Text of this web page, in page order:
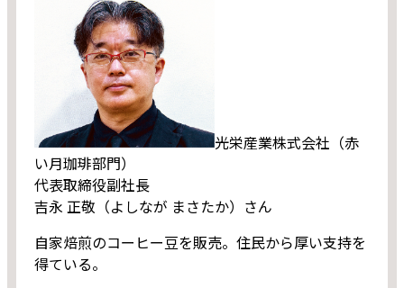
光栄産業株式会社（赤
い月珈琲部門）
代表取締役副社長
吉永 正敬（よしなが まさたか）さん
自家焙煎のコーヒー豆を販売。住民から厚い支持を
得ている。